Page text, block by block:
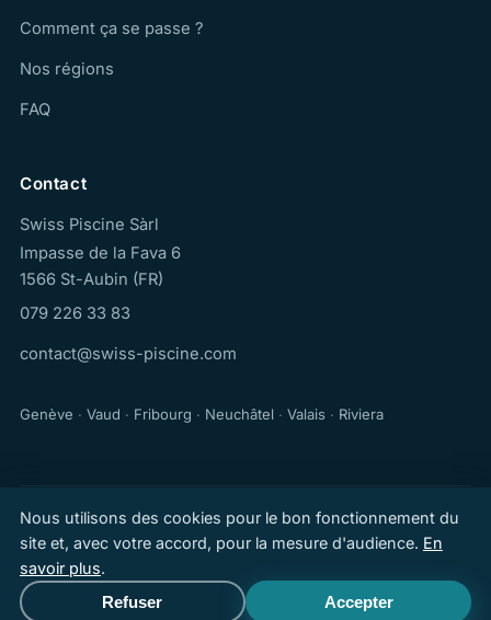
Comment ça se passe ?
Nos régions
FAQ
Contact
Swiss Piscine Sàrl
Impasse de la Fava 6
1566 St-Aubin (FR)
079 226 33 83
contact@swiss-piscine.com
Genève · Vaud · Fribourg · Neuchâtel · Valais· Riviera
© 2026 Swiss Piscine Sàrl, Tous droits réservés
Confidentialité & cookies·Mentions légales
Appeler Devis gratuit
Nous utilisons des cookies pour le bon fonctionnement du
site et, avec votre accord, pour la mesure d'audience. En
savoir plus.
Refuser
Accepter